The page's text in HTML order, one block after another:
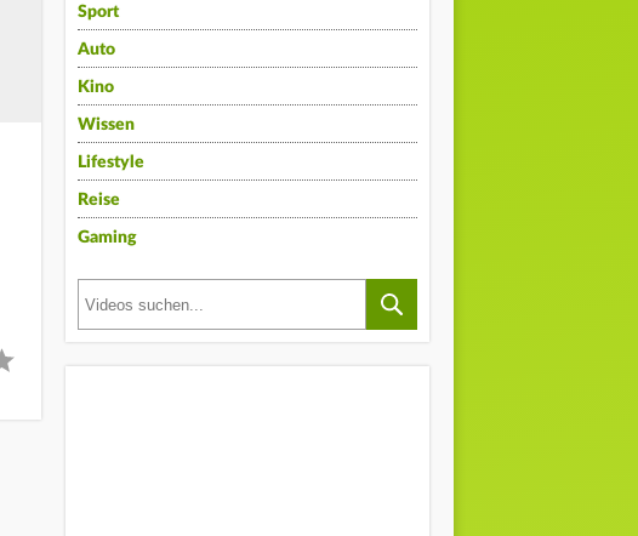
Sport
Auto
Kino
Wissen
Lifestyle
Reise
Gaming